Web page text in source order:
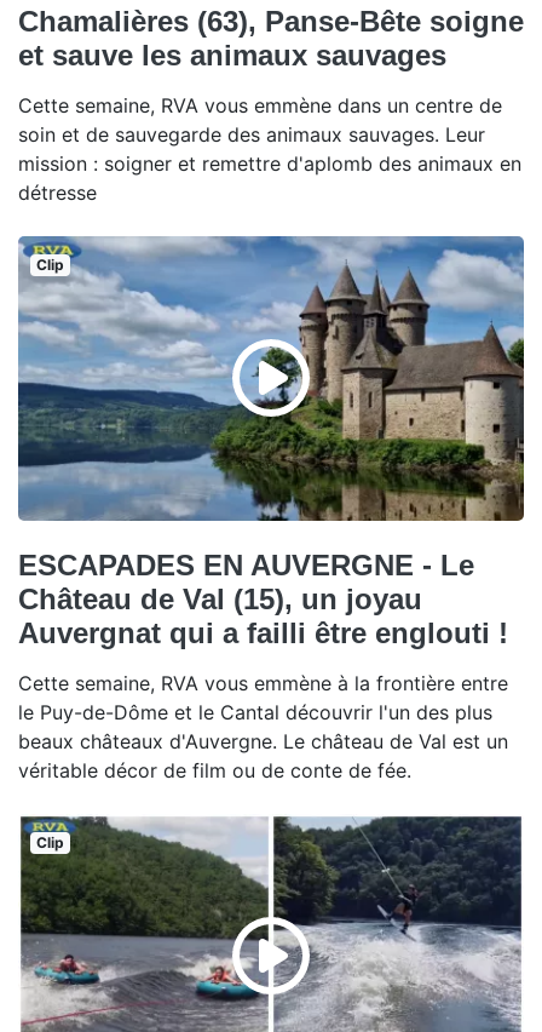
Chamalières (63), Panse-Bête soigne
et sauve les animaux sauvages
Cette semaine, RVA vous emmène dans un centre de
soin et de sauvegarde des animaux sauvages. Leur
mission : soigner et remettre d'aplomb des animaux en
détresse
Clip
ESCAPADES EN AUVERGNE - Le
Château de Val (15), un joyau
Auvergnat qui a failli être englouti !
Cette semaine, RVA vous emmène à la frontière entre
le Puy-de-Dôme et le Cantal découvrir l'un des plus
beaux châteaux d'Auvergne. Le château de Val est un
véritable décor de film ou de conte de fée.
Clip